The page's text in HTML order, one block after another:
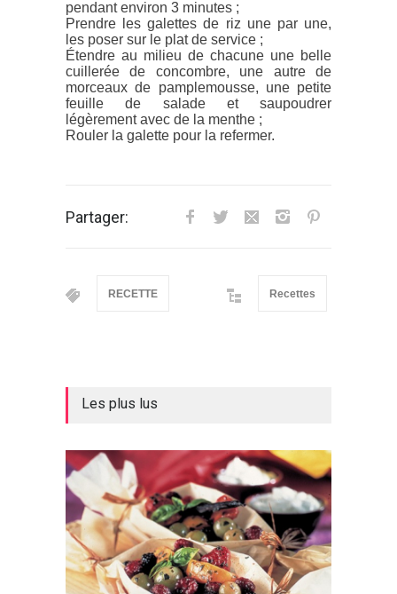
pendant environ 3 minutes ;
Prendre les galettes de riz une par une,
les poser sur le plat de service ;
Étendre au milieu de chacune une belle
cuillerée de concombre, une autre de
morceaux de pamplemousse, une petite
feuille de salade et saupoudrer
légèrement avec de la menthe ;
Rouler la galette pour la refermer.
Partager:
RECETTE Recettes
Les plus lus